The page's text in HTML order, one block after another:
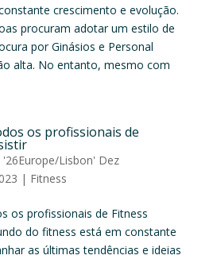
crescimento e evolução.
procuram adotar um estilo de
por Ginásios e Personal
alta. No entanto, mesmo com
os profissionais de
'26Europe/Lisbon' Dez
| Fitness
os profissionais de Fitness
do fitness está em constante
as últimas tendências e ideias